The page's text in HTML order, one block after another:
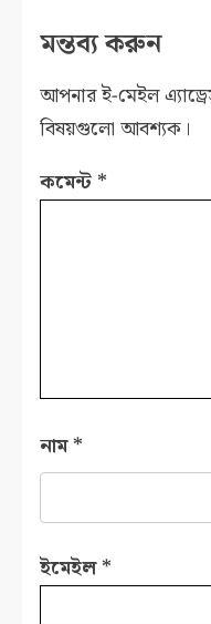
মন্তব্য করুন
আপনার ই-মেইল
বিষয়গুলো আবশ্যক।
কমেন্ট *
নাম*
ইমেইল*